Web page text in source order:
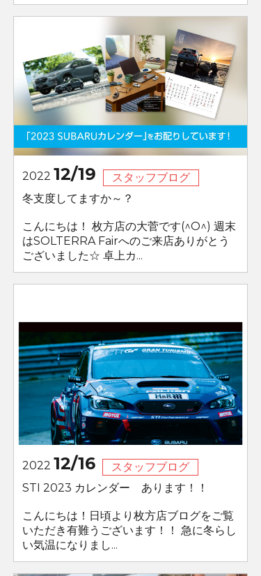
2022 12/19
スタッフブログ
冬支度してますか～？
こんにちは！ 枚方店の大菅です(^O^) 週末
はSOLTERRA Fairへのご来店ありがとう
ございました☆ 卓上カ...
2022 12/16
スタッフブログ
STI 2023 カレンダー あります！！
こんにちは！日頃より枚方店ブログをご覧
いただき有難うございます！！ 急に冬らし
い気温になりまし...